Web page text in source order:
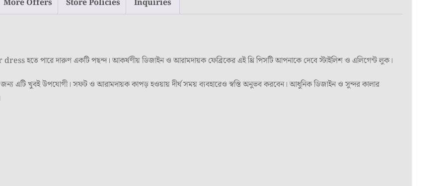
More Offers Store Policies Inquiries
dress হতে পারে দারুণ একটি পছন্দ। আকর্ষণীয় ডিজাইন ও আরামদায়ক ফেব্রিকের এই থ্রি পিসটি আপনাকে দেবে স্টাইলিশ ও এলিগেন্ট লুক।
জন্য এটি খুবই উপযোগী। সফট ও আরামদায়ক কাপড় হওয়ায় দীর্ঘ সময় ব্যবহারেও স্বস্তি অনুভব করবেন। আধুনিক ডিজাইন ও সুন্দর কালার